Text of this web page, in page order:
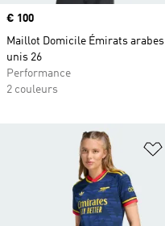
Prix
€ 100
Maillot Domicile Émirats arabes
unis 26
Performance
2 couleurs